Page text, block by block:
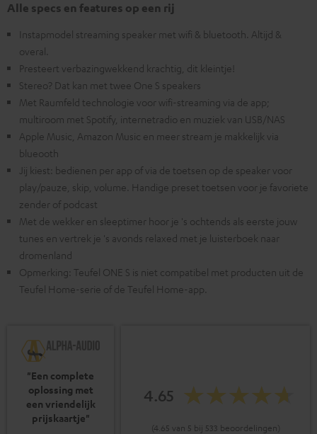
Alle specs en features op een rij
Instapmodel streaming speaker met wifi & bluetooth. Altijd &
overal.
Presteert verbazingwekkend krachtig, dit kleintje!
Stereo? Dat kan met twee One S speakers
Met Raumfeld technologie voor wifi-streaming via de app;
multiroom met Spotify, internetradio en muziek van USB/NAS
Apple Music, Amazon Music en meer stream je makkelijk via
blueooth
Jij kiest: bedienen per app of via de toetsen op de speaker voor
play/pauze, skip, volume. Handige preset toetsen voor je favoriete
zender of podcast
Met de wekker en sleeptimer hoor je 's ochtends als eerste jouw
tunes en vertrek je 's avonds relaxed met je luisterboek naar
dromenland
Opmerking: Teufel ONE S is niet compatibel met producten uit de
Teufel Home-serie of de Teufel Home-app.
"Een complete
oplossing met
een vriendelijk
prijskaartje"
4.65
(4.65 van 5 bij 533 beoordelingen)